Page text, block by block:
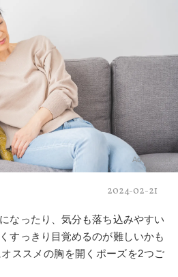
AdobeStock
2024-02-21
なったり、気分も落ち込みやすい
すっきり目覚めるのが難しいかも
ススメの胸を開くポーズを2つご